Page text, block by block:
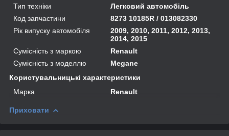
Тип техніки
Легковий автомобіль
Код запчастини
8273 10185R / 013082330
Рік випуску автомобіля
2009, 2010, 2011, 2012, 2013,
2014, 2015
Сумісність з маркою
Renault
Сумісність з моделлю
Megane
Користувальницькі характеристики
Марка
Renault
Приховати